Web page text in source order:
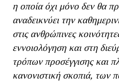
η οποία όχι μόνο δεν θα
αναδεικνύει την
στις ανθρώπινες
εννοιολόγηση και στη
τρόπων προσέγγισης και
κανονιστική σκοπιά, των